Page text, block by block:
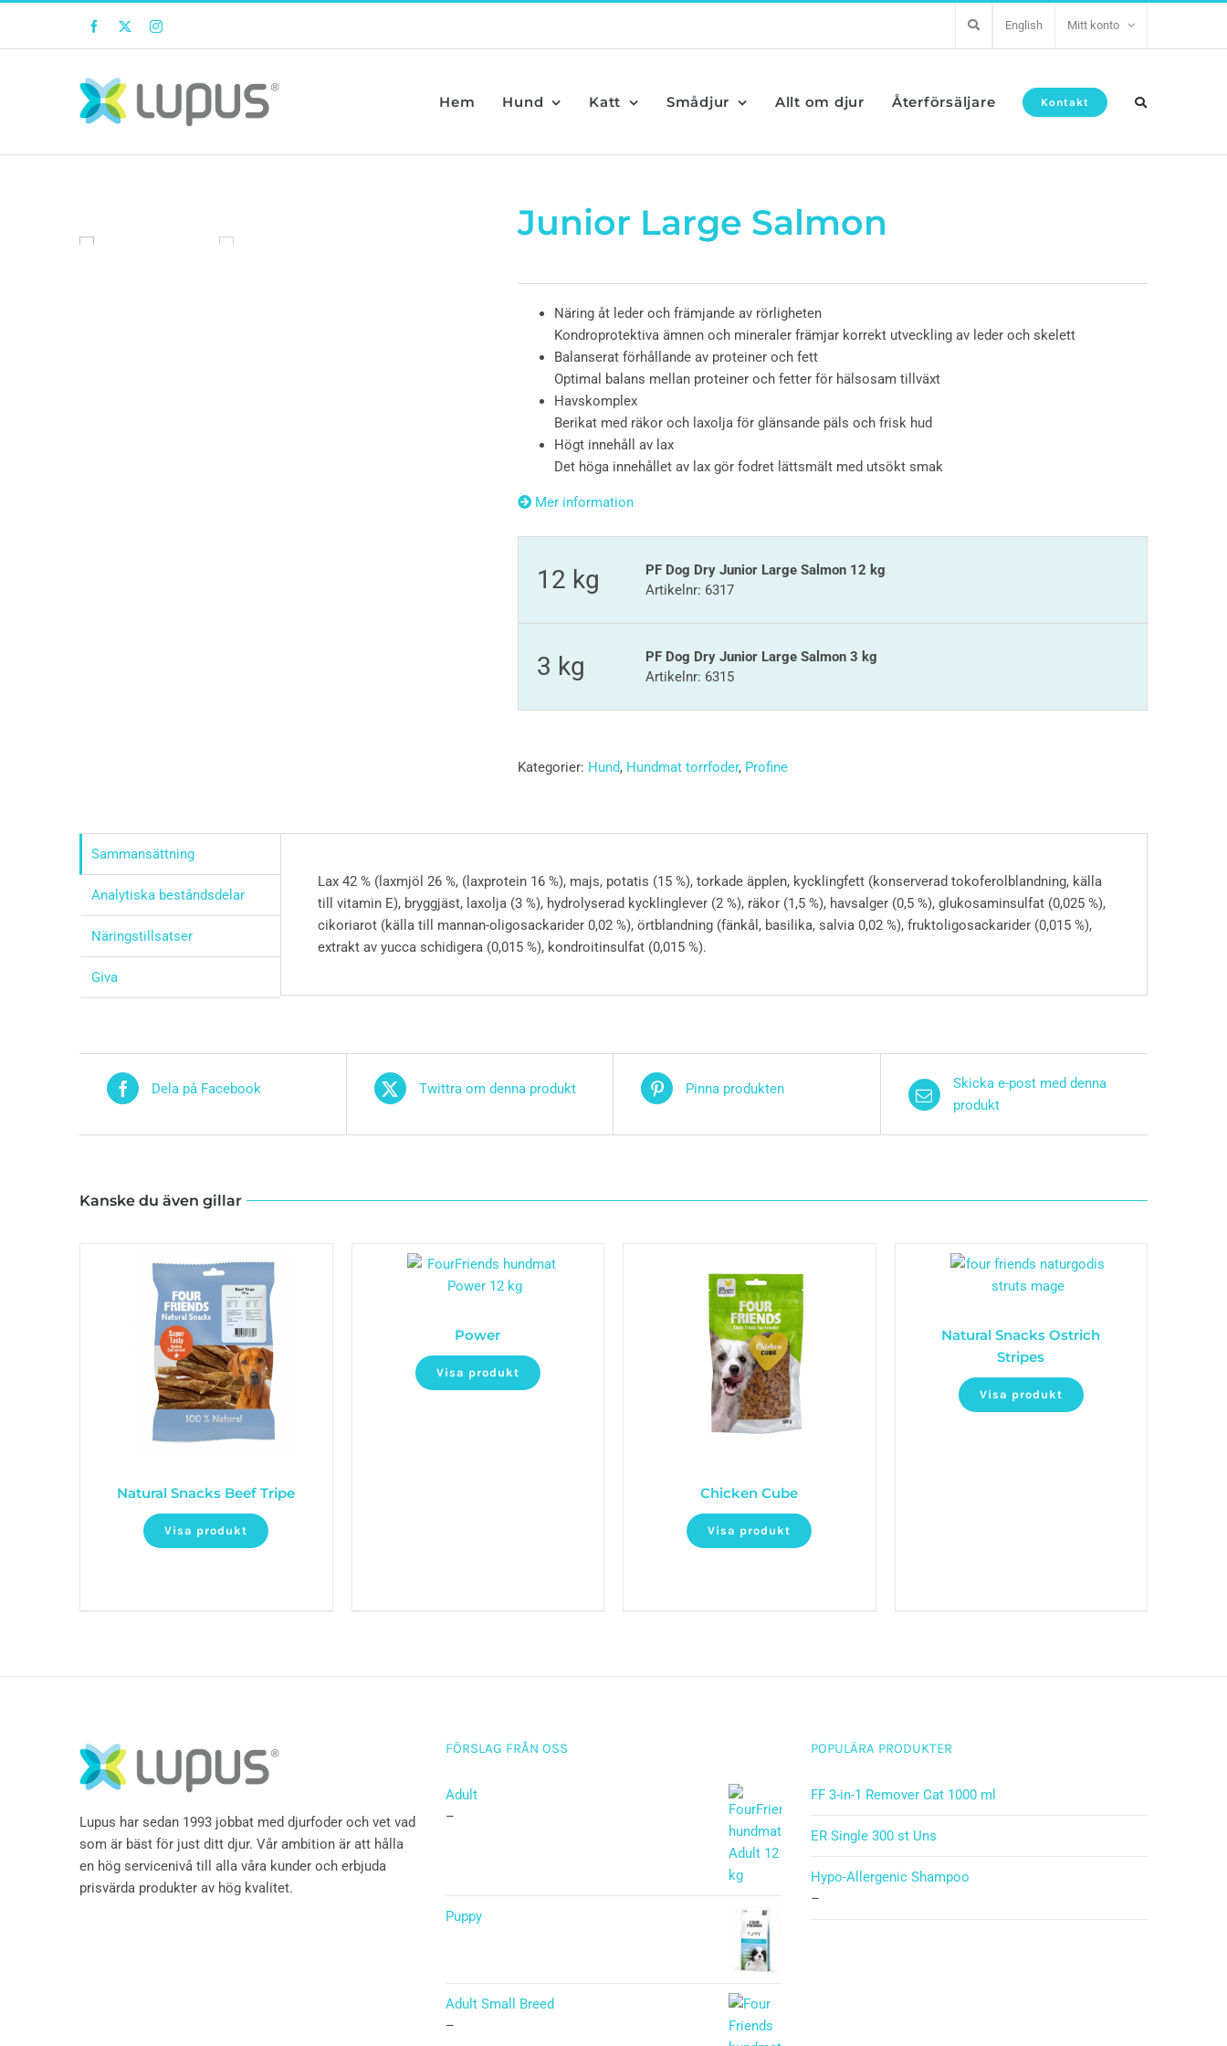
FacebookTwitterInstagram English Mitt konto
Hem Hund Katt Smådjur Allt om djur Återförsäljare Kontakt
Junior Large Salmon
Näring åt leder och främjande av rörligheten
Kondroprotektiva ämnen och mineraler främjar korrekt utveckling av leder och skelett
Balanserat förhållande av proteiner och fett
Optimal balans mellan proteiner och fetter för hälsosam tillväxt
Havskomplex
Berikat med räkor och laxolja för glänsande päls och frisk hud
Högt innehåll av lax
Det höga innehållet av lax gör fodret lättsmält med utsökt smak
Mer information
12 kg
PF Dog Dry Junior Large Salmon 12 kg
Artikelnr: 6317
3 kg
PF Dog Dry Junior Large Salmon 3 kg
Artikelnr: 6315
Kategorier: Hund, Hundmat torrfoder, Profine
Sammansättning
Analytiska beståndsdelar
Näringstillsatser
Giva
Lax 42 % (laxmjöl 26 %, (laxprotein 16 %), majs, potatis (15 %), torkade äpplen, kycklingfett (konserverad tokoferolblandning, källa
till vitamin E), bryggjäst, laxolja (3 %), hydrolyserad kycklinglever (2 %), räkor (1,5 %), havsalger (0,5 %), glukosaminsulfat (0,025 %),
cikoriarot (källa till mannan-oligosackarider 0,02 %), örtblandning (fänkål, basilika, salvia 0,02 %), fruktoligosackarider (0,015 %),
extrakt av yucca schidigera (0,015 %), kondroitinsulfat (0,015 %).
Dela på Facebook Twittra om denna produkt Pinna produkten
Skicka e-post med denna
produkt
Kanske du även gillar
Natural Snacks Beef Tripe
Visa produkt
Power
Visa produkt
Chicken Cube
Visa produkt
Natural Snacks Ostrich
Stripes
Visa produkt
Lupus har sedan 1993 jobbat med djurfoder och vet vad
som är bäst för just ditt djur. Vår ambition är att hålla
en hög servicenivå till alla våra kunder och erbjuda
prisvärda produkter av hög kvalitet.
FÖRSLAG FRÅN OSS
Adult
–
Puppy
Adult Small Breed
–
POPULÄRA PRODUKTER
FF 3-in-1 Remover Cat 1000 ml
ER Single 300 st Uns
Hypo-Allergenic Shampoo
–